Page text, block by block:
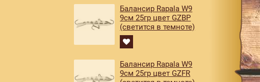
Балансир Rapala W9
9см 25гр цвет GZBP
(светится в темноте)
Балансир Rapala W9
9см 25гр цвет GZFR